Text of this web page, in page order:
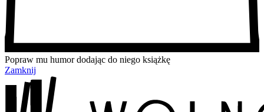
Popraw mu humor dodając do niego książkę
Zamknij
Przejdź
treści
Przejdź
menu
Przejdź
wyszukiwarki
Przejdź
koszyka